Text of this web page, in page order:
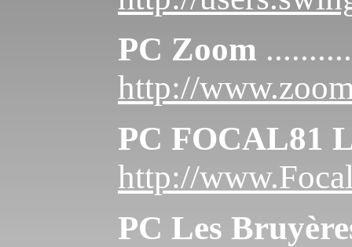
PC Zoom
http://
PC FOCAL81
http://
PC Les